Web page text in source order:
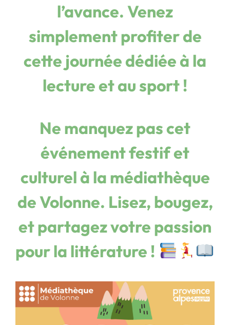
l’avance. Venez
simplement profiter de
cette journée dédiée à la
lecture et au sport !
Ne manquez pas cet
événement festif et
culturel à la médiathèque
de Volonne. Lisez, bougez,
et partagez votre passion
pour la littérature !